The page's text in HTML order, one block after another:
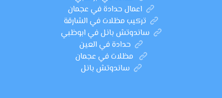
اعمال حدادة في عجمان
تركيب مظلات في الشارقة
ساندوتش بانل في ابوظبي
حدادة في العين
مظلات في عجمان
ساندوتش بانل